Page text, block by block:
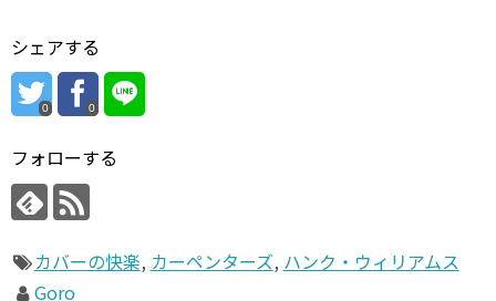
シェアする
0 0
フォローする
カバーの快楽, カーペンターズ, ハンク・ウィリアムス
Goro